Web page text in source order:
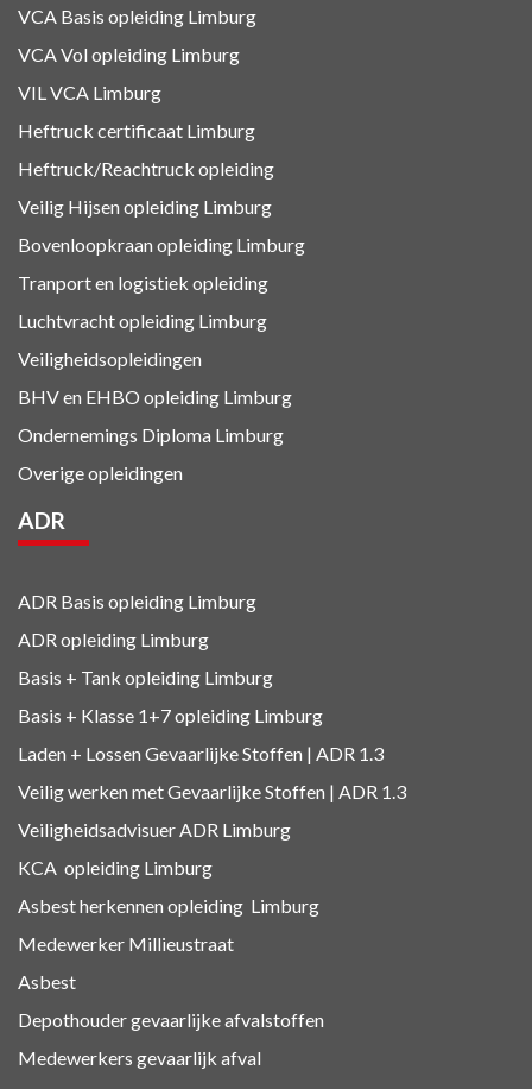
VCA Basis opleiding Limburg
VCA Vol opleiding Limburg
VIL VCA Limburg
Heftruck certificaat Limburg
Heftruck/Reachtruck opleiding
Veilig Hijsen opleiding Limburg
Bovenloopkraan opleiding Limburg
Tranport en logistiek opleiding
Luchtvrachtopleiding Limburg
Veiligheidsopleidingen
BHV en EHBO opleiding Limburg
Ondernemings Diploma Limburg
Overige opleidingen
ADR
ADR Basis opleiding Limburg
ADR opleiding Limburg
Basis + Tank opleiding Limburg
Basis + Klasse 1+7opleiding Limburg
Laden + Lossen Gevaarlijke Stoffen | ADR 1.3
Veilig werken met Gevaarlijke Stoffen | ADR 1.3
Veiligheidsadvisuer ADR Limburg
KCA opleiding Limburg
Asbest herkennenopleiding Limburg
Medewerker Millieustraat
Asbest
Depothouder gevaarlijke afvalstoffen
Medewerkers gevaarlijk afval